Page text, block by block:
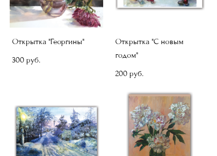
Открытка "Георгины"
300 pуб.
Открытка "С новым
годом"
200 pуб.